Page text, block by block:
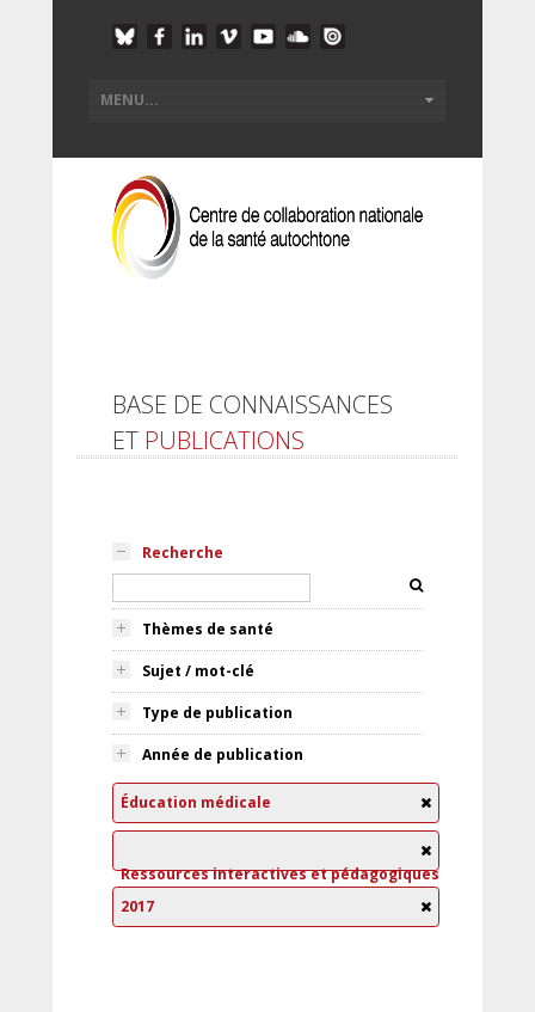
BASE DE CONNAISSANCES
ET PUBLICATIONS
Recherche
Thèmes de santé
Sujet / mot-clé
Type de publication
Année de publication
Éducation médicale
Ressources interactives et pédagogiques
2017